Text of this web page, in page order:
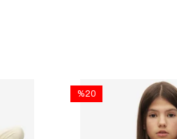
%20